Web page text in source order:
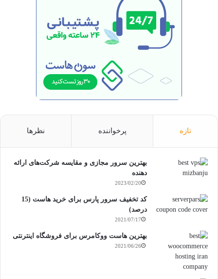
تازه پرخواننده نظرها
بهترین سرور مجازی و مقایسه شرکت‌های ارائه
دهنده
2023/02/20
کد تخفیف سرور پارس برای خرید هاست (15
درصد)
2021/07/17
بهترین هاست ووکامرس برای فروشگاه اینترنتی
2021/06/26